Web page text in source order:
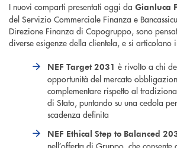
I nuovi comparti presentati oggi da Gianluca
del Servizio Commerciale Finanza e
Direzione Finanza di Capogruppo, sono
diverse esigenze della clientela, e si articolano
NEF Target 2031 è rivolto a chi
opportunità del mercato
complementare rispetto al
di Stato, puntando su una cedola
scadenza definita
NEF Ethical Step to Balanced